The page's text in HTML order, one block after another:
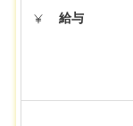
給与